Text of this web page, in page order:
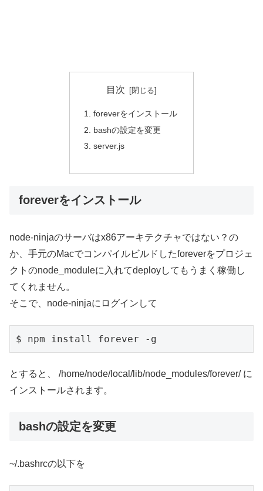
目次
foreverをインストール
bashの設定を変更
server.js
foreverをインストール
node-ninjaのサーバはx86アーキテクチャではない？の
か、手元のMacでコンパイルビルドしたforeverをプロジェ
クトのnode_moduleに入れてdeployしてもうまく稼働し
てくれません。
そこで、node-ninjaにログインして
$ npm install forever -g
とすると、 /home/node/local/lib/node_modules/forever/ に
インストールされます。
bashの設定を変更
~/.bashrcの以下を